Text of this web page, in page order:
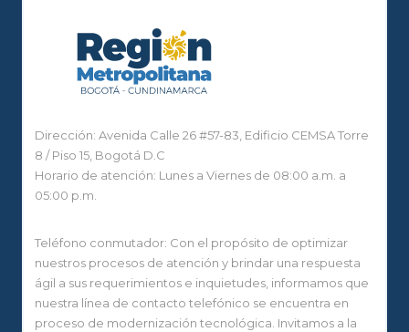
Dirección: Avenida Calle 26 #57-83, Edificio CEMSA Torre
8 / Piso 15, Bogotá D.C
Horario de atención: Lunes a Viernes de 08:00 a.m. a
05:00 p.m.
Teléfono conmutador: Con el propósito de optimizar
nuestros procesos de atención y brindar una respuesta
ágil a sus requerimientos e inquietudes, informamos que
nuestra línea de contacto telefónico se encuentra en
proceso de modernización tecnológica. Invitamos a la